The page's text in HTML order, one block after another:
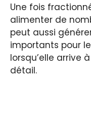
Une fois
alimenter de
peut aussi
importants pour
lorsqu’elle arrive
détail.